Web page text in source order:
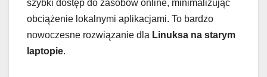
szybki dostęp do zasobów online, minimalizując
obciążenie lokalnymi aplikacjami. To bardzo
nowoczesne rozwiązanie dla Linuksa na starym
laptopie.